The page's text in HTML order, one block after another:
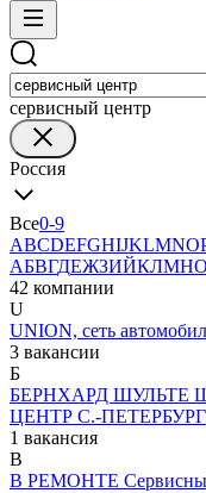
сервисный центр
Россия
Все0-9
ABCDEFGHIJKLMNO
АБВГДЕЖЗИЙКЛМНО
42 компании
U
UNION, сеть
3 вакансии
Б
БЕРНХАРД ШУЛЬТЕ
ЦЕНТР C.-ПЕТЕРБУРГ
1 вакансия
В
В РЕМОНТЕ